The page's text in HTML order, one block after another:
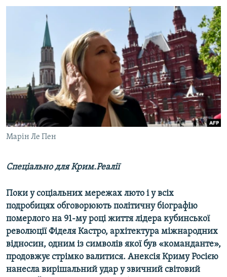
Перейти
ПОГЛЯД
ІНТЕРВ'Ю
ВСЕ ЗА ДЕНЬ
СПЕЦПРОЕКТИ
ДЕПОРТАЦІЯ
ВІДЕОУРОКИ «ELIFBE»
СВІДЧЕННЯ ОКУПАЦІЇ
УКРАЇНСЬКА ПРОБЛЕМА КРИМУ
ЯК ОБІЙТИ БЛОКУВАННЯ
Русский
Qırımtatar
Усі сайти RFE/RL
Марін Ле Пен
Спеціально для Крим.Реалії
Поки у соціальних мережах люто і у всіх
подробицях обговорюють політичну біографію
померлого на 91-му році життя лідера кубинської
революції Фіделя Кастро, архітектура міжнародних
відносин, одним із символів якої був «команданте»,
продовжує стрімко валитися. Анексія Криму Росією
нанесла вирішальний удар у звичний світовий